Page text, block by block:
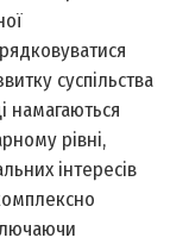
суспільства
намагаються
рівні,
інтересів